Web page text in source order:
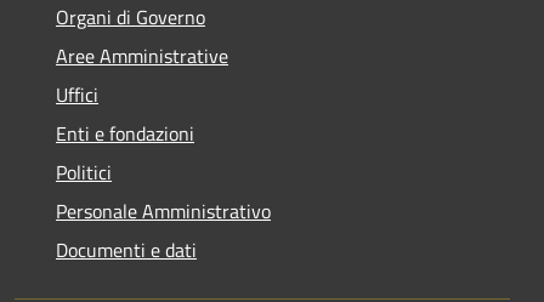
Organi di Governo
Aree Amministrative
Uffici
Enti e fondazioni
Politici
Personale Amministrativo
Documenti e dati